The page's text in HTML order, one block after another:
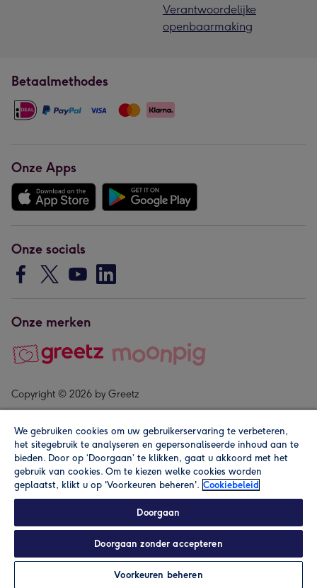
Personaliseren
Verantwoordelijke
openbaarmaking
Betaalmethodes
Onze Apps
Onze socials
Onze merken
Copyright © 2026 by Greetz
Alle prijzen zijn inclusief btw en andere heffingen. Lees de
We gebruiken cookies om uw gebruikerservaring te verbeteren,
het sitegebruik te analyseren en gepersonaliseerde inhoud aan te
bieden. Door op ‘Doorgaan’ te klikken, gaat u akkoord met het
gebruik van cookies. Om te kiezen welke cookies worden
geplaatst, klikt u op 'Voorkeuren beheren'. Cookiebeleid
Doorgaan
Doorgaan zonder accepteren
Voorkeuren beheren